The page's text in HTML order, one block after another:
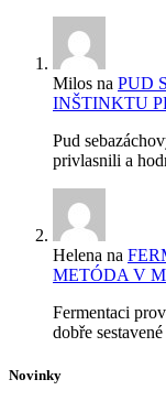
Milos na PUD
INŠTINKTU
Pud
privlasnili a
Helena na
METÓDA V
Fermentaci
dobře
Novinky